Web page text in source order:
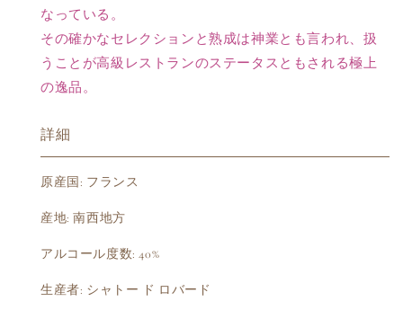
なっている。
その確かなセレクションと熟成は神業とも言われ、扱
うことが高級レストランのステータスともされる極上
の逸品。
詳細
原産国: フランス
産地: 南西地方
アルコール度数: 40%
生産者: シャトー ド ロバード